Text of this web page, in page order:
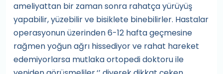
ameliyattan bir zaman sonra rahatça yürüyüş
yapabilir, yüzebilir ve bisiklete binebilirler. Hastalar
operasyonun üzerinden 6-12 hafta geçmesine
rağmen yoğun ağrı hissediyor ve rahat hareket
edemiyorlarsa mutlaka ortopedi doktoru ile